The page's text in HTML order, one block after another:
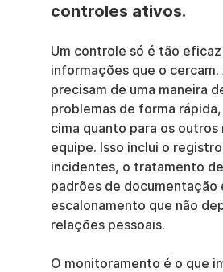
controles ativos.
Um controle só é tão
informações que o cercam.
precisam de uma maneira
problemas de forma
cima quanto para os outros
equipe. Isso inclui o
incidentes, o tratamento
padrões de documentação
escalonamento que não
relações pessoais.
O monitoramento é o que